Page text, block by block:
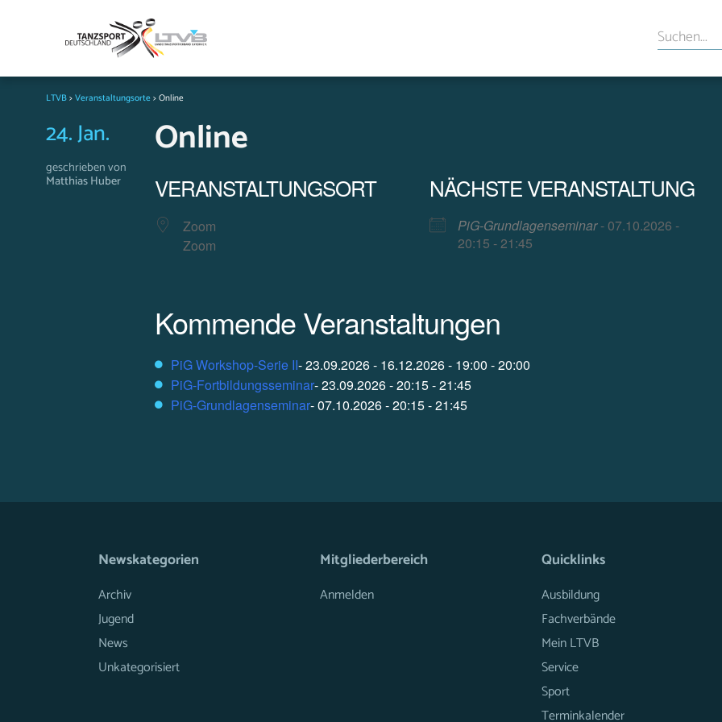
LTVB>Veranstaltungsorte>Online
24. Jan.
geschrieben von
Matthias Huber
Online
VERANSTALTUNGSORT
Zoom
Zoom
NÄCHSTE VERANSTALTUNG
PiG-Grundlagenseminar- 07.10.2026 -
20:15 - 21:45
Kommende Veranstaltungen
PiG Workshop-Serie II- 23.09.2026 - 16.12.2026 - 19:00 - 20:00
PiG-Fortbildungsseminar- 23.09.2026 - 20:15 - 21:45
PiG-Grundlagenseminar- 07.10.2026 - 20:15 - 21:45
Newskategorien
Archiv
Jugend
News
Unkategorisiert
Mitgliederbereich
Anmelden
Quicklinks
Ausbildung
Fachverbände
Mein LTVB
Service
Sport
Terminkalender